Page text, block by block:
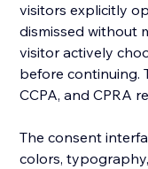
visitors explicitly
dismissed without
visitor actively
before continuing.
CCPA, and CPRA
The consent
colors,